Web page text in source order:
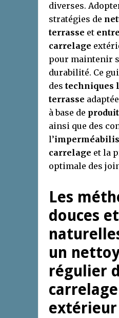
diverses.
stratégies de
terrasse et
carrelage
pour maintenir
durabilité. Ce
des techniques
terrasse
à base de
ainsi que des
l’
carrelage et la
optimale des
Les
douces et
un
régulier
carrelage
extérieur